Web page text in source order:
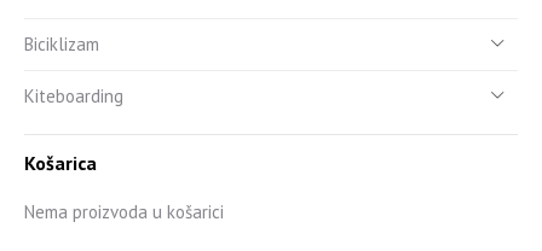
Biciklizam
Kiteboarding
Košarica
Nema proizvoda u košarici